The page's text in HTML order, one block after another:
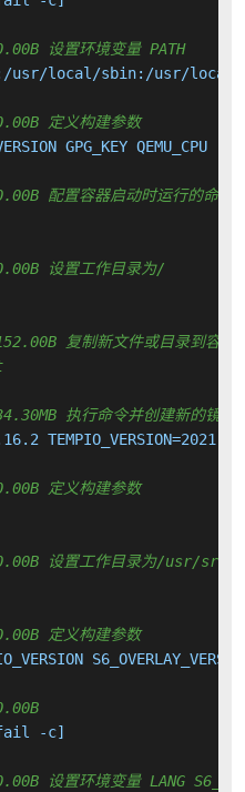
设置环境变量 PATH
usr/local/sbin:/usr/
定义构建参数
GPG_KEY QEMU_CPU
配置容器启动时运行的命令
设置工作目录为/
复制新文件或目录到容器
执行命令并创建新的镜像
定义构建参数
设置工作目录为/usr/src
定义构建参数
-c]
置环境变量 LANG